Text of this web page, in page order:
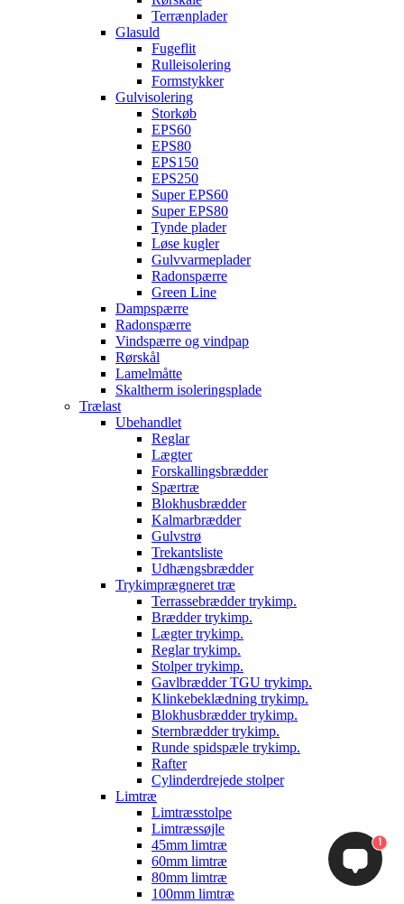
Terrænplader
Glasuld
Fugeflit
Rulleisolering
Formstykker
Gulvisolering
Storkøb
EPS60
EPS80
EPS150
EPS250
Super EPS60
Super EPS80
Tynde plader
Løse kugler
Gulvvarmeplader
Radonspærre
Green Line
Dampspærre
Radonspærre
Vindspærre og vindpap
Rørskål
Lamelmåtte
Skaltherm isoleringsplade
Trælast
Ubehandlet
Reglar
Lægter
Forskallingsbrædder
Spærtræ
Blokhusbrædder
Kalmarbrædder
Gulvstrø
Trekantsliste
Udhængsbrædder
Trykimprægneret træ
Terrassebrædder trykimp.
Brædder trykimp.
Lægter trykimp.
Reglar trykimp.
Stolper trykimp.
Gavlbrædder TGU trykimp.
Klinkebeklædning trykimp.
Blokhusbrædder trykimp.
Sternbrædder trykimp.
Runde spidspæle trykimp.
Rafter
Cylinderdrejede stolper
Limtræ
Limtræsstolpe
Limtræssøjle
45mm limtræ
60mm limtræ
80mm limtræ
100mm limtræ
1